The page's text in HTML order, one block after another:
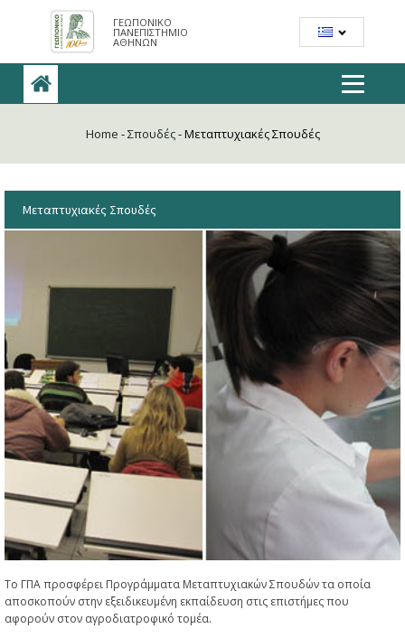
ΓΕΩΠΟΝΙΚΟ
ΠΑΝΕΠΙΣΤΗΜΙΟ
ΑΘΗΝΩΝ
Home -Σπουδές-Μεταπτυχιακές Σπουδές
Μεταπτυχιακές Σπουδές
Το ΓΠΑ προσφέρει Προγράμματα Μεταπτυχιακών Σπουδών τα οποία
αποσκοπούν στην εξειδικευμένη εκπαίδευση στις επιστήμες που
αφορούν στον αγροδιατροφικό τομέα.